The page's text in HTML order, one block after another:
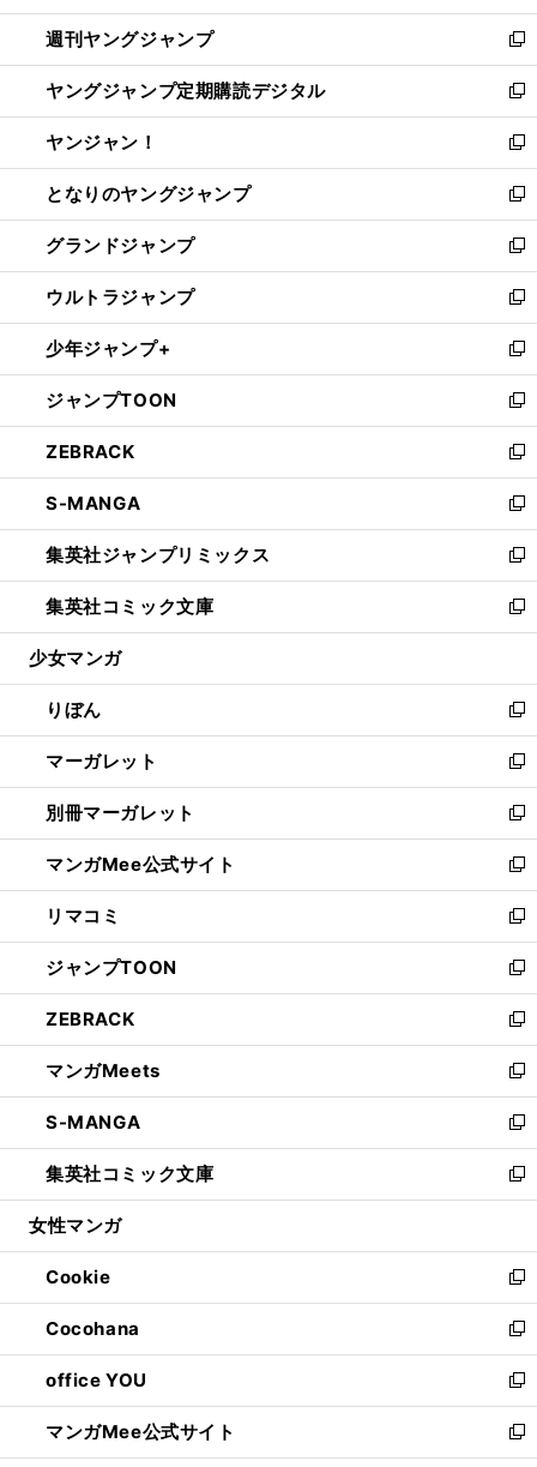
開
く
ウ
で
開
く
ン
ド
ウ
で
開
く
ウ
ィ
ン
ド
ウ
で
開
く
週刊ヤングジャンプ
新
し
い
ウ
ィ
ン
ド
ウ
で
開
く
ヤングジャンプ定期購読デジタル
新
し
い
ウ
ィ
ン
ド
ウ
で
開
く
ヤンジャン！
新
し
い
ウ
ィ
ン
ド
ウ
で
開
く
となりのヤングジャンプ
新
し
い
ウ
ィ
ン
ド
ウ
で
開
く
グランドジャンプ
新
し
い
ウ
ィ
ン
ド
ウ
で
開
く
ウルトラジャンプ
新
し
い
ウ
ィ
ン
ド
ウ
で
開
く
少年ジャンプ+
新
し
い
ウ
ィ
ン
ド
ウ
で
開
く
ジャンプTOON
新
し
い
ウ
ィ
ン
ド
ウ
で
開
ZEBRACK
新
し
い
ウ
ィ
ン
ド
ウ
開
く
S-MANGA
新
し
い
ウ
ィ
ン
ウ
で
開
く
集英社ジャンプリミックス
新
し
い
ウ
ン
ド
ウ
で
開
く
集英社コミック文庫
新
し
ウ
ィ
ン
ド
ウ
で
開
く
少女マンガ
りぼん
新
し
い
ウ
ィ
ン
ド
ウ
で
開
く
マーガレット
新
し
い
ウ
ィ
ン
ド
ウ
で
開
く
別冊マーガレット
新
し
い
ウ
ィ
ン
ド
ウ
で
開
く
マンガMee公式サイト
新
し
い
ウ
ィ
ン
ド
ウ
で
開
く
リマコミ
新
し
い
ウ
ィ
ン
ド
ウ
で
開
く
ジャンプTOON
新
し
い
ウ
ィ
ン
ド
ウ
で
開
ZEBRACK
新
し
い
ウ
ィ
ン
ド
ウ
開
く
マンガMeets
新
し
い
ウ
ィ
ン
ウ
で
開
く
S-MANGA
新
し
い
ウ
ン
ド
ウ
で
開
く
集英社コミック文庫
新
し
ウ
ィ
ン
ド
ウ
で
開
く
女性マンガ
Cookie
新
し
い
ウ
ィ
ン
ド
ウ
Cocohana
新
し
い
ウ
ィ
ン
office YOU
新
し
い
ウ
マンガMee公式サイト
新
し